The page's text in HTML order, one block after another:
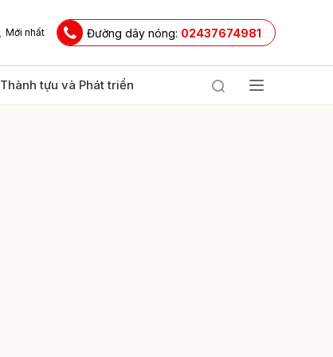
Mới nhất Đường dây nóng: 02437674981
Thành tựu và Phát triển